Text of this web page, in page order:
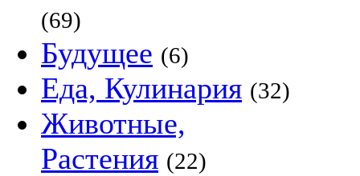
(69)
Будущее (6)
Еда, Кулинария (32)
Животные,
Растения (22)